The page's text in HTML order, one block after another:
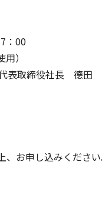
：00
）
表取締役社長 德田
お申し込みください